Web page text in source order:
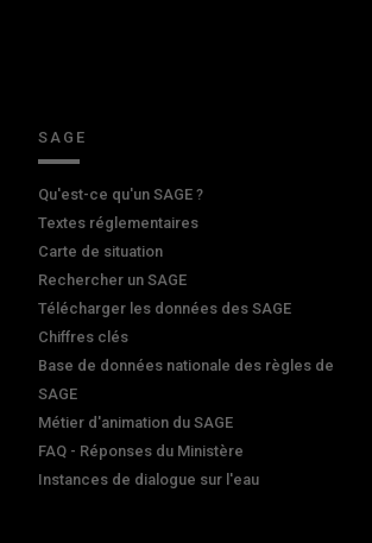
SAGE
Qu'est-ce qu'un SAGE ?
Textes réglementaires
Carte de situation
Rechercher un SAGE
Télécharger les données des SAGE
Chiffres clés
Base de données nationale des règles de
SAGE
Métier d'animation du SAGE
FAQ - Réponses du Ministère
Instances de dialogue sur l'eau